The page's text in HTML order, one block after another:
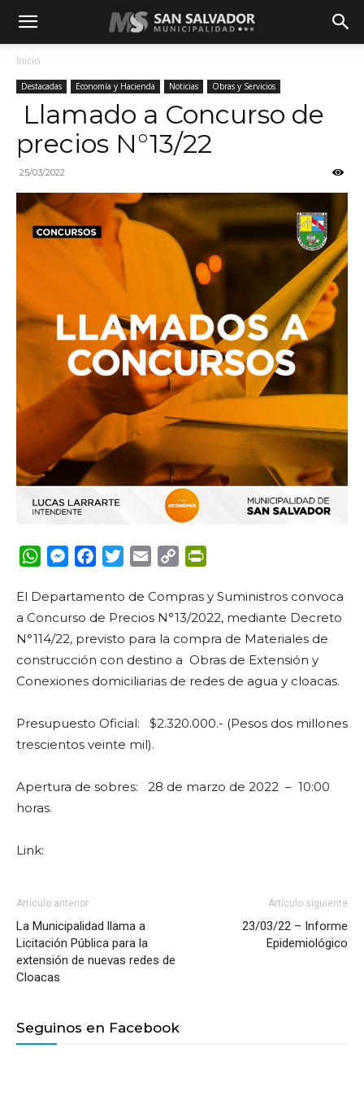
Inicio
Destacadas Economía y Hacienda Noticias Obras y Servicios
Llamado a Concurso de
precios N°13/22
25/03/2022
WhatsApp
Messenger
FacebookTwitterEmail Copy
El Departamento de Compras y Suministros convoca
a Concurso de Precios N°13/2022, mediante Decreto
N°114/22, previsto para la compra de Materiales de
construcción con destino a Obras de Extensión y
Conexiones domiciliarias de redes de agua y cloacas.
Presupuesto Oficial: $2.320.000.- (Pesos dos millones
trescientos veinte mil).
Apertura de sobres: 28 de marzo de 2022 – 10:00
horas.
Link:
Artículo anterior
La Municipalidad llama a
Licitación Pública para la
extensión de nuevas redes de
Cloacas
Artículo siguiente
23/03/22 – Informe
Epidemiológico
Seguinos en Facebook